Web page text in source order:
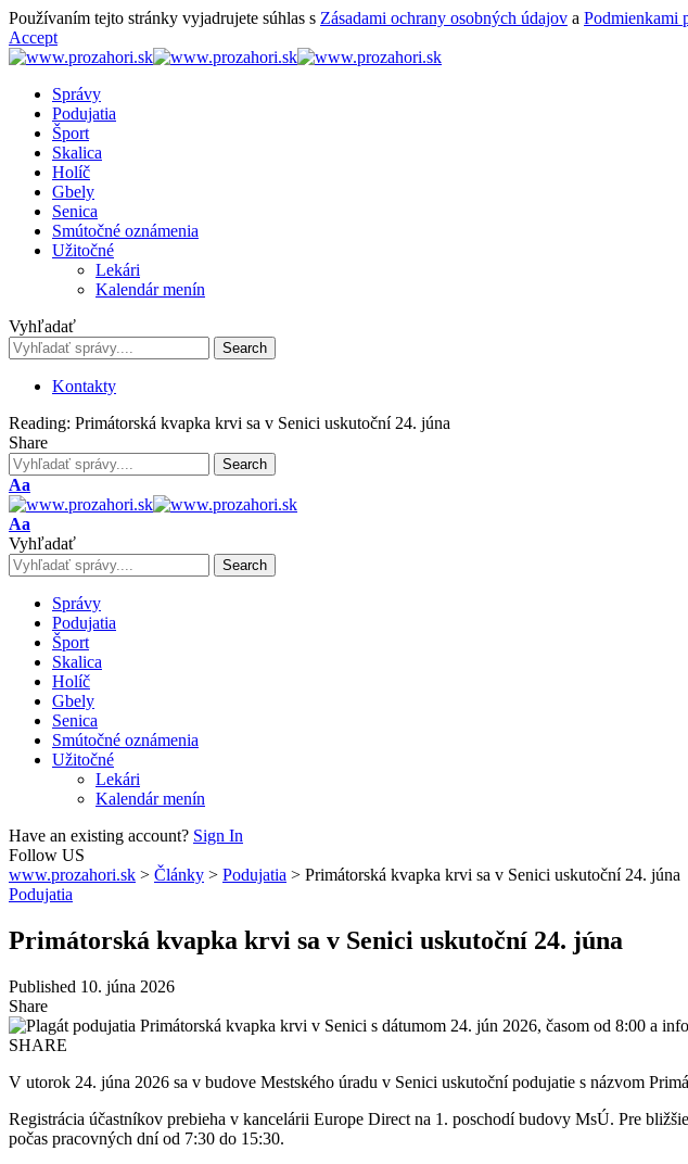
Používaním tejto stránky vyjadrujete súhlas s Zásadami ochrany osobných údajov a Podmienkami
Accept
Správy
Podujatia
Šport
Skalica
Holíč
Gbely
Senica
Smútočné oznámenia
Užitočné
Lekári
Kalendár menín
Vyhľadať
Kontakty
Reading: Primátorská kvapka krvi sa v Senici uskutoční 24. júna
Share
Font
Resizer
Aa
Font
Resizer
Aa
Vyhľadať
Správy
Podujatia
Šport
Skalica
Holíč
Gbely
Senica
Smútočné oznámenia
Užitočné
Lekári
Kalendár menín
Have an existing account? Sign In
Follow US
www.prozahori.sk > Články > Podujatia > Primátorská kvapka krvi sa v Senici uskutoční 24. júna
Podujatia
Primátorská kvapka krvi sa v Senici uskutoční 24. júna
Published 10. júna 2026
Share
SHARE
V utorok 24. júna 2026 sa v budove Mestského úradu v Senici uskutoční podujatie s názvom
Registrácia účastníkov prebieha v kancelárii Europe Direct na 1. poschodí budovy MsÚ. Pre
počas pracovných dní od 7:30 do 15:30.